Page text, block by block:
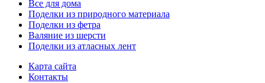
Все для дома
Поделки из природного материала
Поделки из фетра
Валяние из шерсти
Поделки из атласных лент
Карта сайта
Контакты